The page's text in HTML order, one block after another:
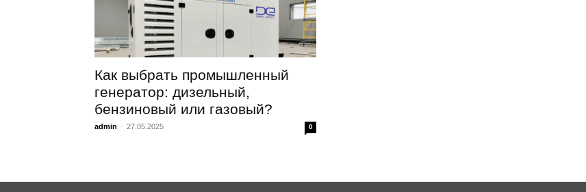
Как выбрать промышленный
генератор: дизельный,
бензиновый или газовый?
admin - 27.05.2025 0